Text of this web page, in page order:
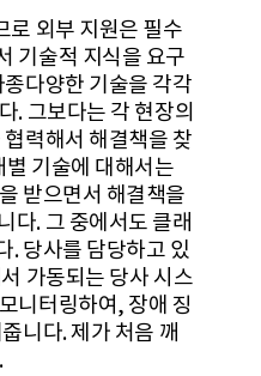
외부 지원은 필수
기술적 지식을 요구
다양한 기술을 각각
. 그보다는 각 현장의
력해서 해결책을 찾
별 기술에 대해서는
받으면서 해결책을
다. 그 중에서도 클래
. 당사를 담당하고 있
가동되는 당사 시스
니터링하여, 장애 징
니다. 제가 처음 깨